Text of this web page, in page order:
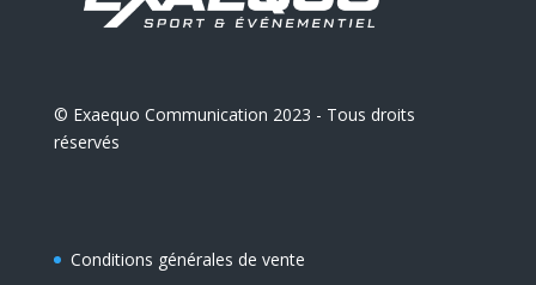
© Exaequo Communication 2023 - Tous droits
réservés
Conditions générales de vente